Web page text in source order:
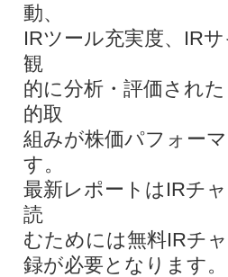
動、
IRツール充実度、IR
観
的に分析・評価され
的取
組みが株価パフォー
す。
最新レポートはIRチ
読
むためには無料IRチ
録が必要となります。